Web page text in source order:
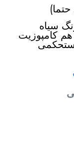
سیاه
کامپوزیت